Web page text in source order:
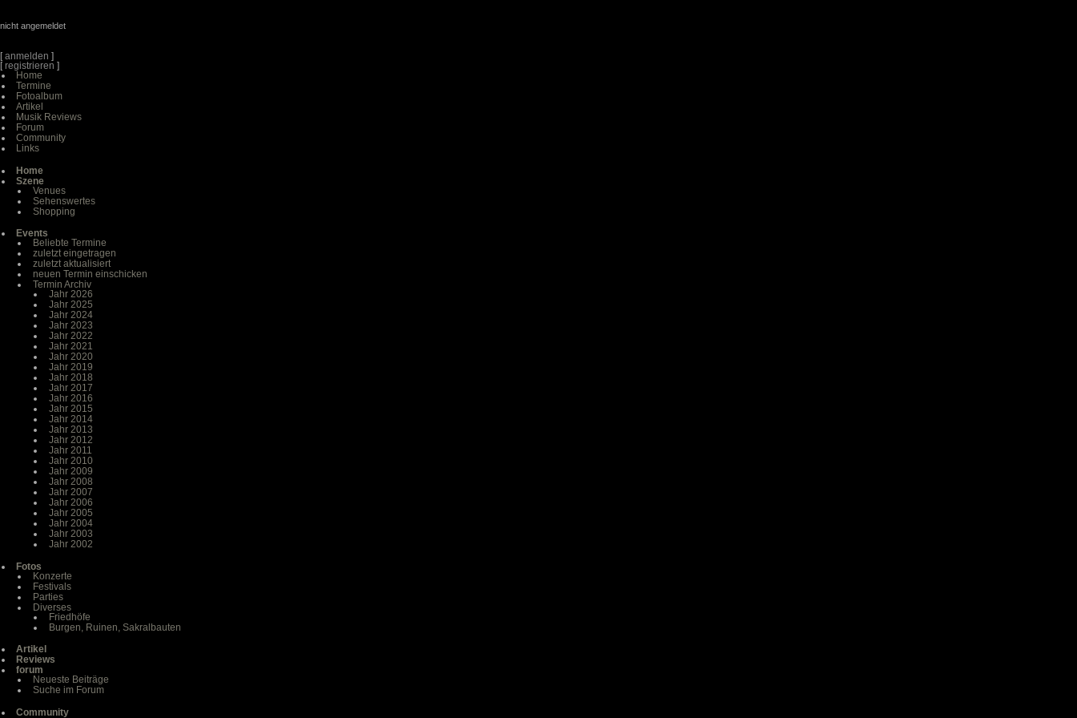
nicht angemeldet
[anmelden ]
[registrieren ]
Home
Termine
Fotoalbum
Artikel
Musik Reviews
Forum
Community
Links
Home
Szene
Venues
Sehenswertes
Shopping
Events
Beliebte Termine
zuletzt eingetragen
zuletzt aktualisiert
neuen Termin einschicken
Termin Archiv
Jahr 2026
Jahr 2025
Jahr 2024
Jahr 2023
Jahr 2022
Jahr 2021
Jahr 2020
Jahr 2019
Jahr 2018
Jahr 2017
Jahr 2016
Jahr 2015
Jahr 2014
Jahr 2013
Jahr 2012
Jahr 2011
Jahr 2010
Jahr 2009
Jahr 2008
Jahr 2007
Jahr 2006
Jahr 2005
Jahr 2004
Jahr 2003
Jahr 2002
Fotos
Konzerte
Festivals
Parties
Diverses
Friedhöfe
Burgen, Ruinen, Sakralbauten
Artikel
Reviews
forum
Neueste Beiträge
Suche im Forum
Community